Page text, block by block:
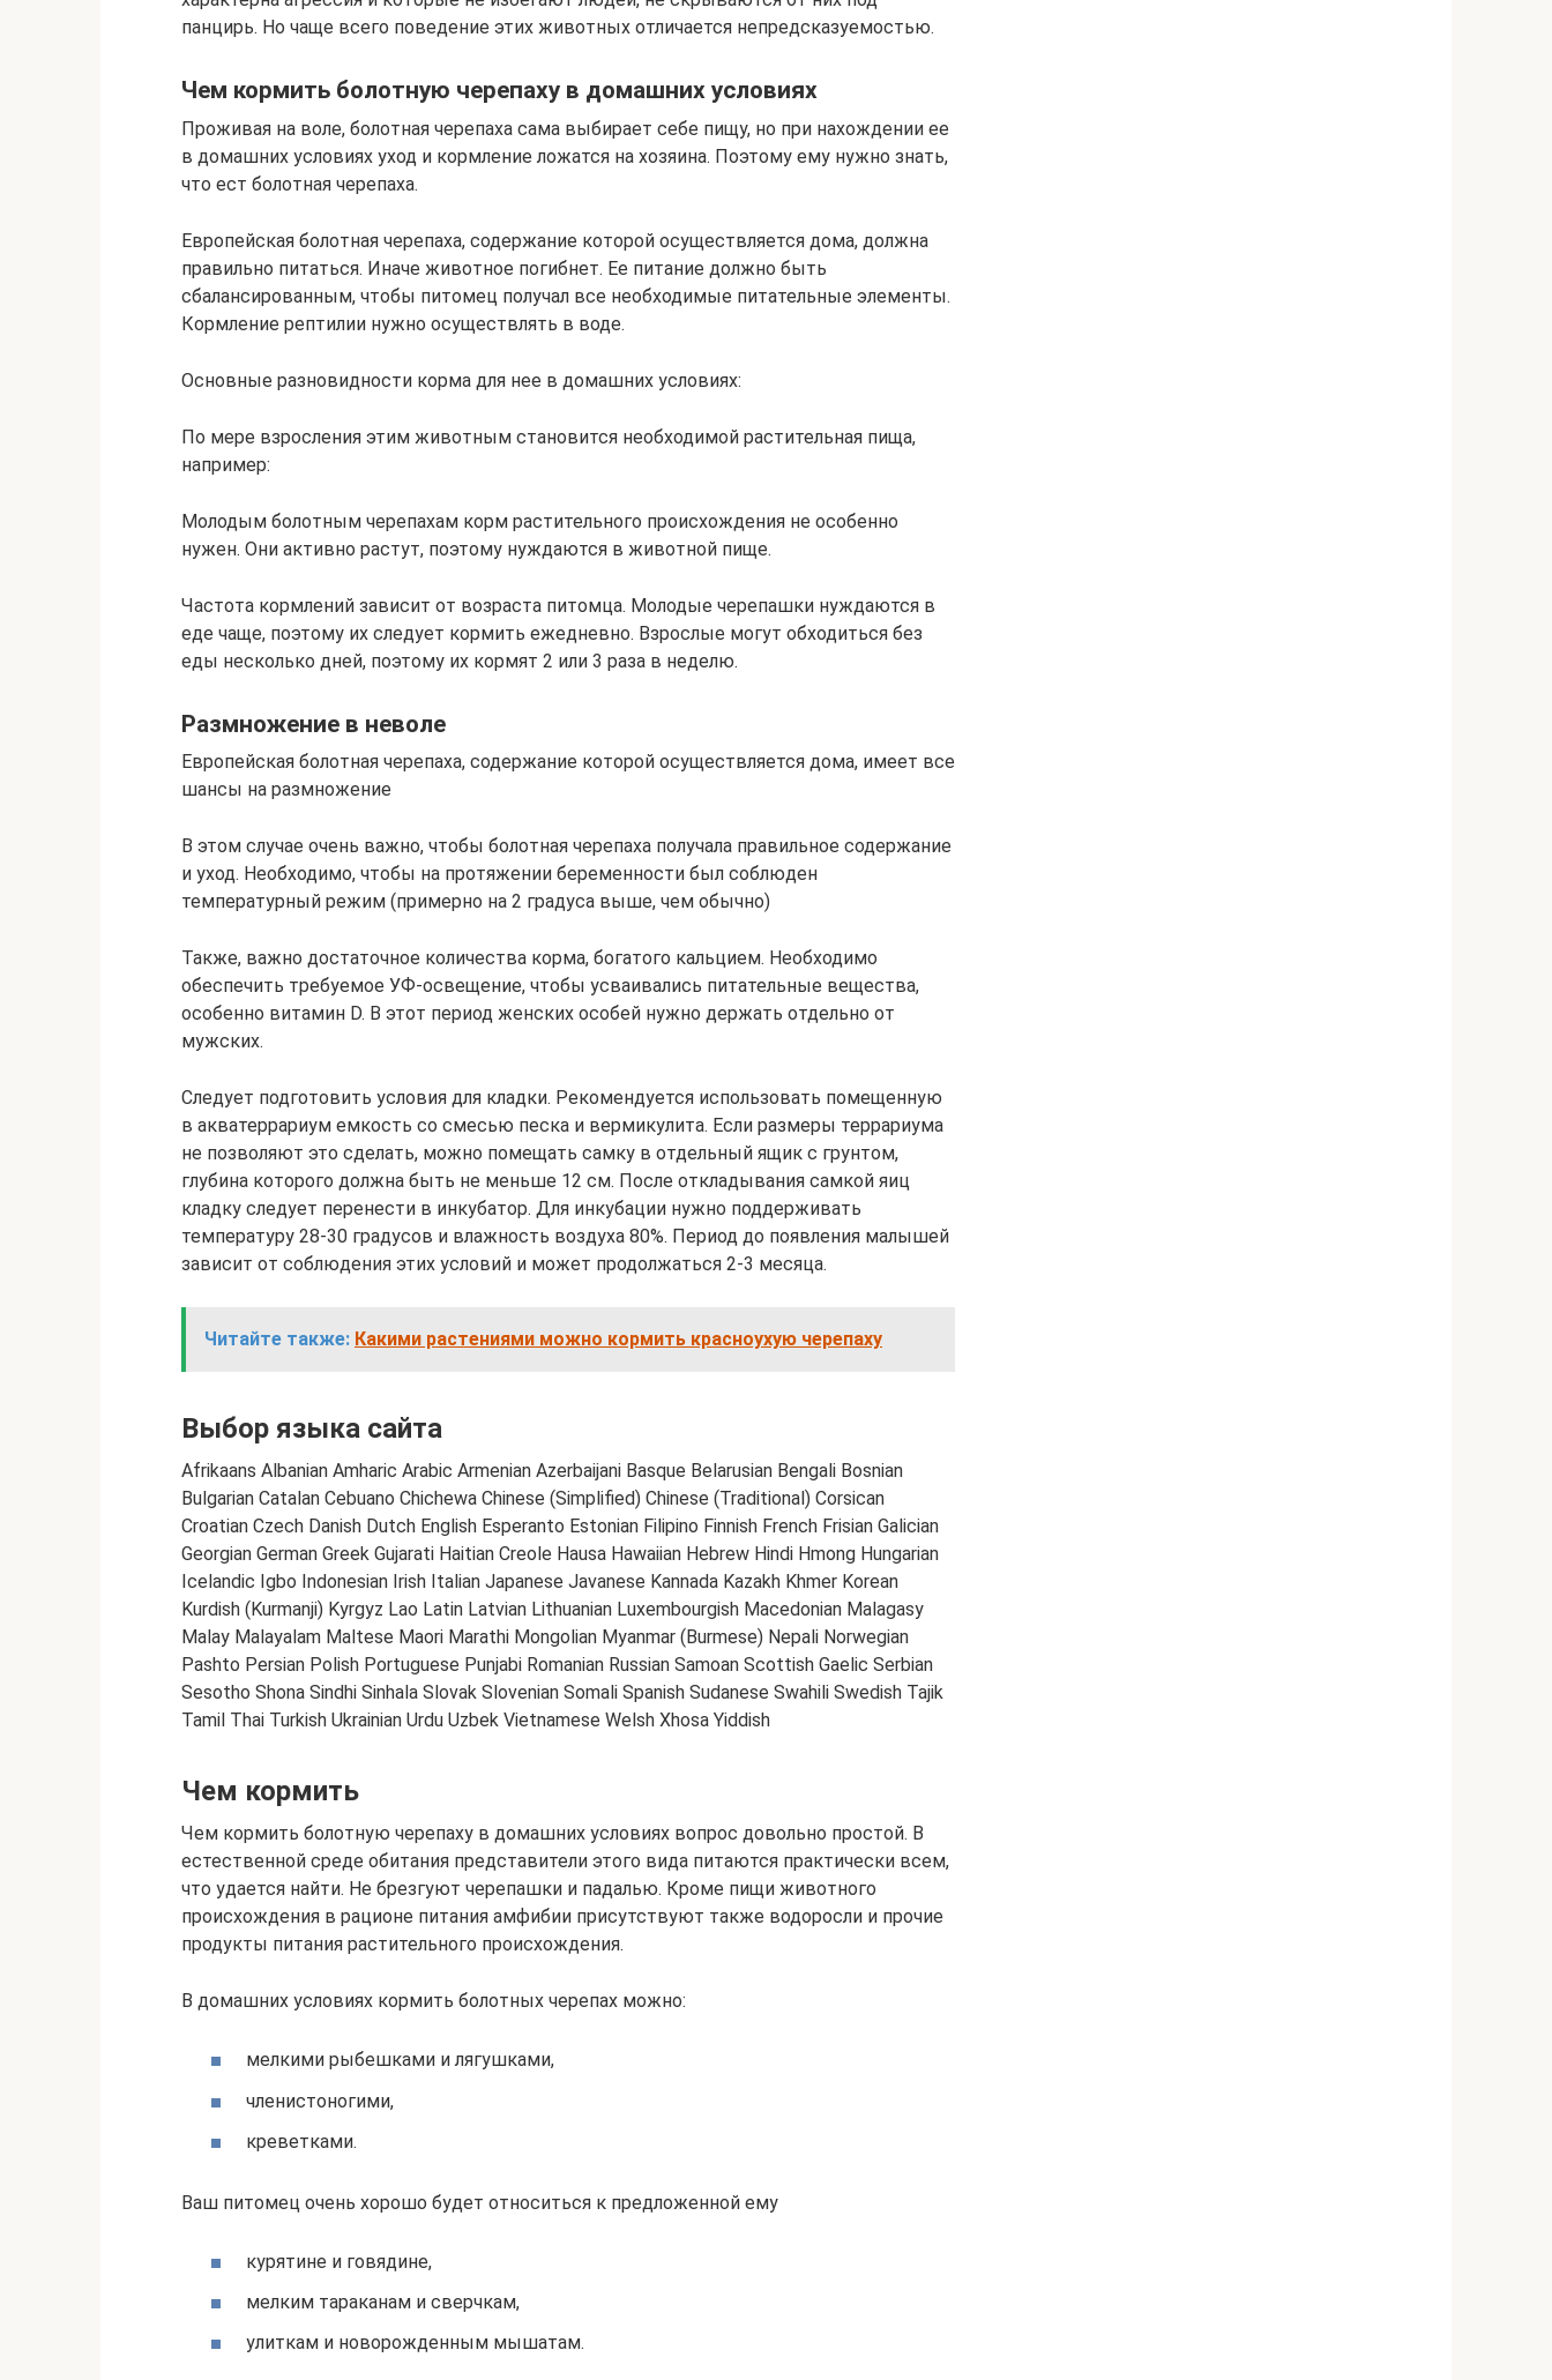
панцирь. Но чаще всего поведение этих животных отличается непредсказуемостью.
Чем кормить болотную черепаху в домашних условиях
Проживая на воле, болотная черепаха сама выбирает себе пищу, но при нахождении ее
в домашних условиях уход и кормление ложатся на хозяина. Поэтому ему нужно знать,
что ест болотная черепаха.
Европейская болотная черепаха, содержание которой осуществляется дома, должна
правильно питаться. Иначе животное погибнет. Ее питание должно быть
сбалансированным, чтобы питомец получал все необходимые питательные элементы.
Кормление рептилии нужно осуществлять в воде.
Основные разновидности корма для нее в домашних условиях:
По мере взросления этим животным становится необходимой растительная пища,
например:
Молодым болотным черепахам корм растительного происхождения не особенно
нужен. Они активно растут, поэтому нуждаются в животной пище.
Частота кормлений зависит от возраста питомца. Молодые черепашки нуждаются в
еде чаще, поэтому их следует кормить ежедневно. Взрослые могут обходиться без
еды несколько дней, поэтому их кормят 2 или 3 раза в неделю.
Размножение в неволе
Европейская болотная черепаха, содержание которой осуществляется дома, имеет все
шансы на размножение
В этом случае очень важно, чтобы болотная черепаха получала правильное содержание
и уход. Необходимо, чтобы на протяжении беременности был соблюден
температурный режим (примерно на 2 градуса выше, чем обычно)
Также, важно достаточное количества корма, богатого кальцием. Необходимо
обеспечить требуемое УФ-освещение, чтобы усваивались питательные вещества,
особенно витамин D. В этот период женских особей нужно держать отдельно от
мужских.
Следует подготовить условия для кладки. Рекомендуется использовать помещенную
в акватеррариум емкость со смесью песка и вермикулита. Если размеры террариума
не позволяют это сделать, можно помещать самку в отдельный ящик с грунтом,
глубина которого должна быть не меньше 12 см. После откладывания самкой яиц
кладку следует перенести в инкубатор. Для инкубации нужно поддерживать
температуру 28-30 градусов и влажность воздуха 80%. Период до появления малышей
зависит от соблюдения этих условий и может продолжаться 2-3 месяца.
Читайте также: Какими растениями можно кормить красноухую черепаху
Выбор языка сайта
Afrikaans Albanian Amharic Arabic Armenian Azerbaijani Basque Belarusian Bengali Bosnian
Bulgarian Catalan Cebuano Chichewa Chinese (Simplified) Chinese (Traditional) Corsican
Croatian Czech Danish Dutch English Esperanto Estonian Filipino Finnish French Frisian Galician
Georgian German Greek Gujarati Haitian Creole Hausa Hawaiian Hebrew Hindi Hmong Hungarian
Icelandic Igbo Indonesian Irish Italian Japanese Javanese Kannada Kazakh Khmer Korean
Kurdish (Kurmanji) Kyrgyz Lao Latin Latvian Lithuanian Luxembourgish Macedonian Malagasy
Malay Malayalam Maltese Maori Marathi Mongolian Myanmar (Burmese) Nepali Norwegian
Pashto Persian Polish Portuguese Punjabi Romanian Russian Samoan Scottish Gaelic Serbian
Sesotho Shona Sindhi Sinhala Slovak Slovenian Somali Spanish Sudanese Swahili Swedish Tajik
Tamil Thai Turkish Ukrainian Urdu Uzbek Vietnamese Welsh Xhosa Yiddish
Чем кормить
Чем кормить болотную черепаху в домашних условиях вопрос довольно простой. В
естественной среде обитания представители этого вида питаются практически всем,
что удается найти. Не брезгуют черепашки и падалью. Кроме пищи животного
происхождения в рационе питания амфибии присутствуют также водоросли и прочие
продукты питания растительного происхождения.
В домашних условиях кормить болотных черепах можно:
мелкими рыбешками и лягушками,
членистоногими,
креветками.
Ваш питомец очень хорошо будет относиться к предложенной ему
курятине и говядине,
мелким тараканам и сверчкам,
улиткам и новорожденным мышатам.